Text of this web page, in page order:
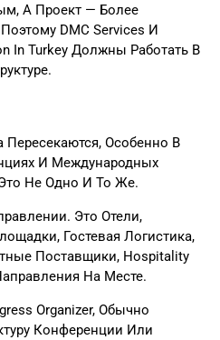
А Проект — Более
DMC Services И
In Turkey Должны Работать В
Пересекаются, Особенно В
И Международных
Не Одно И То Же.
Это Отели,
Гостевая Логистика,
Поставщики, Hospitality
На Месте.
Organizer, Обычно
Конференции Или